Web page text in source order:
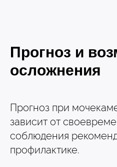
Прогноз и
осложнения
Прогноз при
зависит от
соблюдения
профилактике.